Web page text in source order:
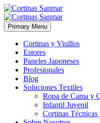
Primary Menu
Cortinas y Visillos
Estores
Paneles Japoneses
Profesionales
Blog
Soluciones Textiles
Ropa de Cama y
Infantil Juvenil
Cortinas